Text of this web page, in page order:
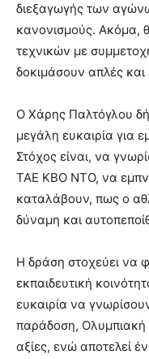
διεξαγωγής των
κανονισμούς. Ακόμα,
τεχνικών με
δοκιμάσουν απλές και
Ο Χάρης Παλτόγλου
μεγάλη ευκαιρία για
Στόχος είναι, να
ΤΑΕ ΚΒΟ ΝΤΟ, να
καταλάβουν, πως ο
δύναμη και
Η δράση στοχεύει να
εκπαιδευτική
ευκαιρία να
παράδοση, Ολυμπιακή
αξίες, ενώ αποτελεί